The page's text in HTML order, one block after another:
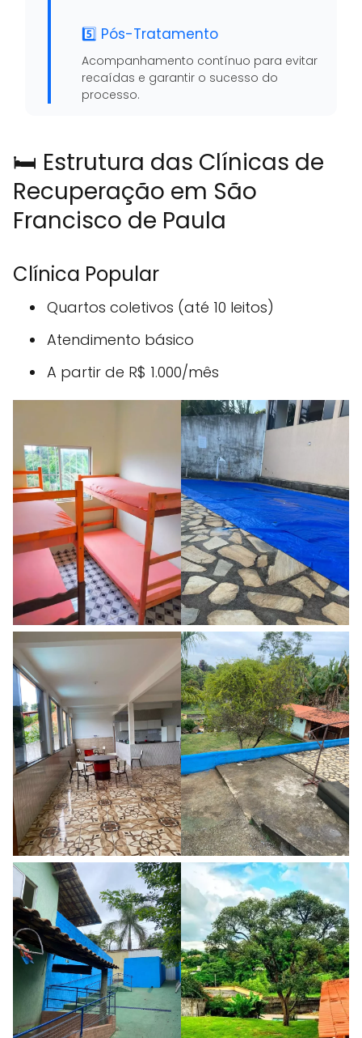
5️⃣ Pós-Tratamento
Acompanhamento contínuo para evitar
recaídas e garantir o sucesso do
processo.
🛏️ Estrutura das Clínicas de
Recuperação em São
Francisco de Paula
Clínica Popular
Quartos coletivos (até 10 leitos)
Atendimento básico
A partir de R$ 1.000/mês